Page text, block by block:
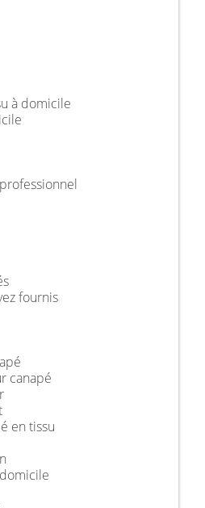
à domicile
fournis
canapé
en tissu